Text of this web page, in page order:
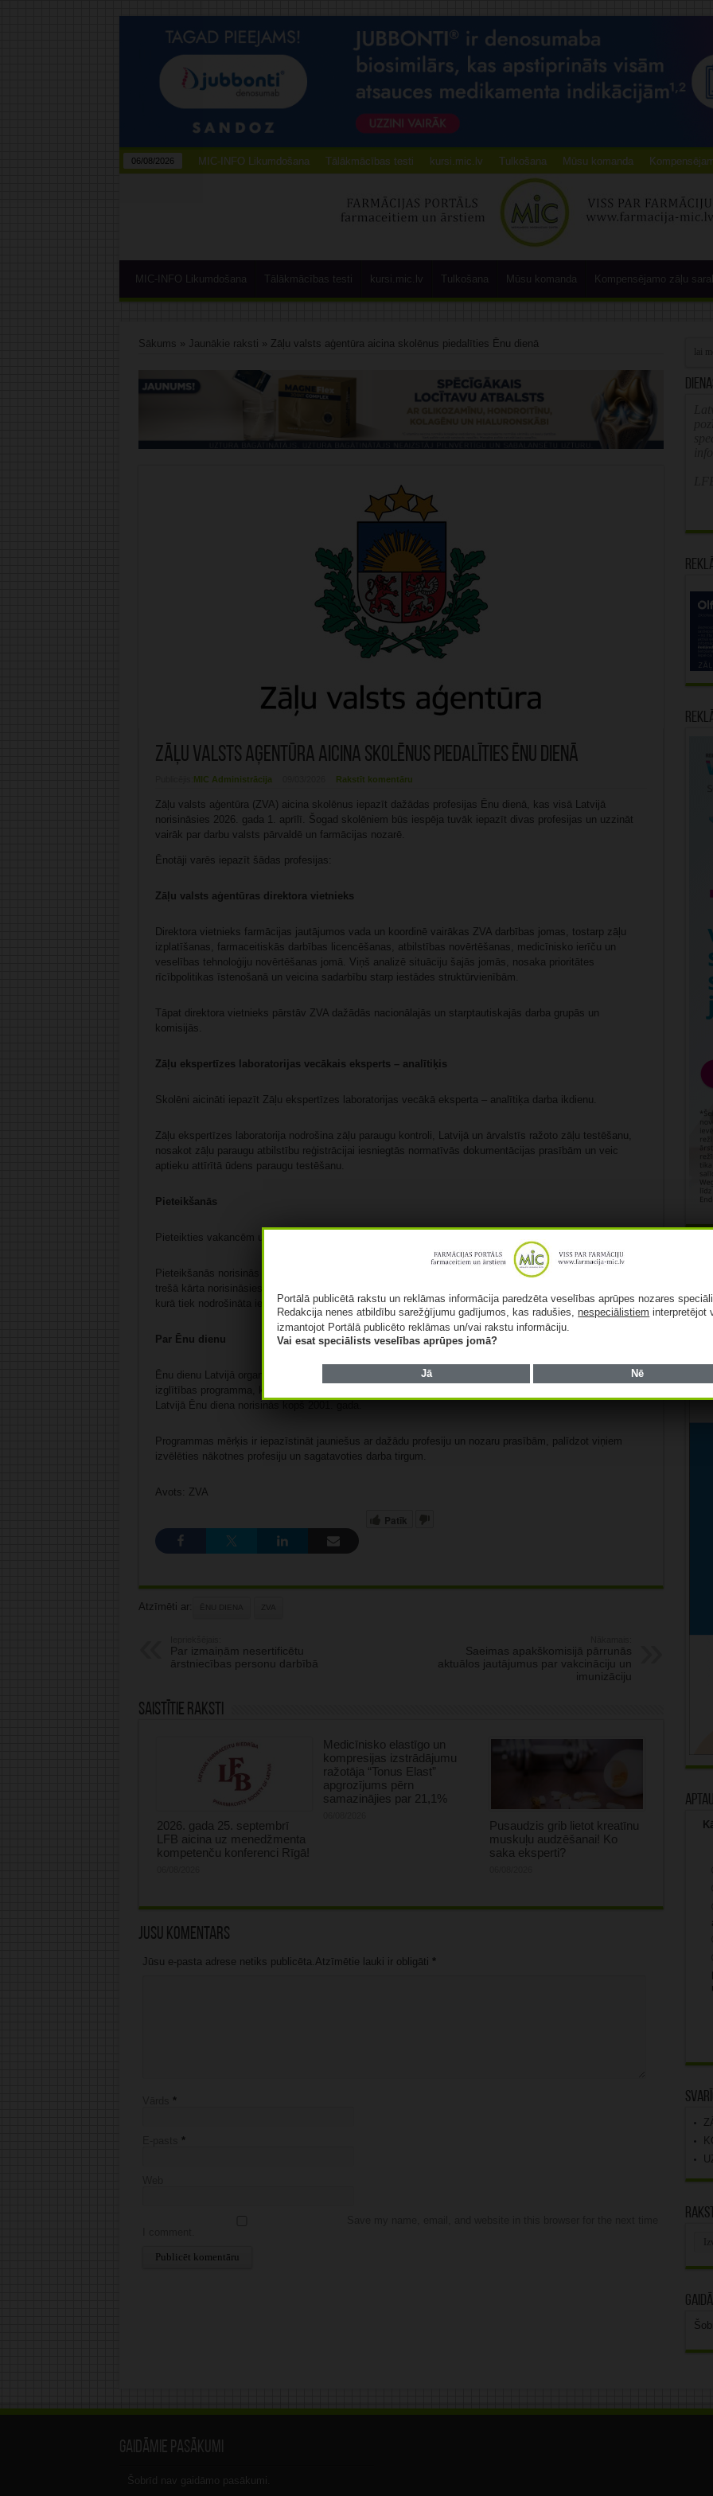
06/08/2026 MIC-INFO Likumdošana Tālākmācības testi kursi.mic.lv Tulkošana Mūsu komanda
MIC-INFO Likumdošana Tālākmācības testi kursi.mic.lv Tulkošana Mūsu komanda Kompensējamo zāļu
Sākums » Jaunākie raksti » Zāļu valsts aģentūra aicina skolēnus piedalīties Ēnu dienā
Zāļu valsts aģentūra aicina skolēnus piedalīties Ēnu dienā
MIC Administrācija Rakstīt komentāru
Zāļu valsts aģentūra (ZVA) aicina skolēnus iepazīt dažādas profesijas Ēnu dienā, kas visā Latvijā
norisināsies 2026. gada 1. aprīlī. Šogad skolēniem būs iespēja tuvāk iepazīt divas profesijas un uzzināt
vairāk par darbu valsts pārvaldē un farmācijas nozarē.
Ēnotāji varēs iepazīt šādas profesijas:
Zāļu valsts aģentūras direktora vietnieks
Direktora vietnieks farmācijas jautājumos vada un koordinē vairākas ZVA darbības jomas, tostarp zāļu
izplatīšanas, farmaceitiskās darbības licencēšanas, atbilstības novērtēšanas, medicīnisko ierīču un
veselības tehnoloģiju novērtēšanas jomā. Viņš analizē situāciju šajās jomās, nosaka prioritātes
rīcībpolitikas īstenošanā un veicina sadarbību starp iestādes struktūrvienībām.
Tāpat direktora vietnieks pārstāv ZVA dažādās nacionālajās un starptautiskajās darba grupās un
komisijās.
Zāļu ekspertīzes laboratorijas vecākais eksperts – analītiķis
Skolēni aicināti iepazīt Zāļu ekspertīzes laboratorijas vecākā eksperta – analītiķa darba ikdienu.
Zāļu ekspertīzes laboratorija nodrošina zāļu paraugu kontroli, Latvijā un ārvalstīs ražoto zāļu testēšanu,
nosakot zāļu paraugu atbilstību reģistrācijai iesniegtās normatīvās dokumentācijas prasībām un veic
aptieku attīrītā ūdens paraugu testēšanu.
Pieteikšanās
Pieteikties vakancēm un iegūt vairāk informācijas iespējams
Pieteikšanās norisinās vairākās kārtās līdz 25. martam. Otrā pieteikšanās kārta tiks atvērta 6.- 9. martā,
trešā kārta norisināsies 13. – 16. martā, bet noslēdzošā jeb garantētā iespēja norisināsies 20. – 25. martā,
kurā tiek nodrošināta iespēja pieteikties brīvajām vakancēm.
Par Ēnu dienu
Ēnu dienu Latvijā organizē Junior Achievement Latvia. Ēnu diena ir visā pasaulē populāra karjeras
izglītības programma, kas sniedz iespēju iegūt praktisku un visaptverošu ieskatu dažādās profesijās.
Latvijā Ēnu diena norisinās kopš 2001. gada.
Programmas mērķis ir iepazīstināt jauniešus ar dažādu profesiju un nozaru prasībām, palīdzot viņiem
izvēlēties nākotnes profesiju un sagatavoties darba tirgum.
Avots: ZVA
Patīk
Atzīmēti ar: ĒNU DIENA ZVA
Par izmaiņām nesertificētu
ārstniecības personu darbībā
Saeimas apakškomisijā pārrunās
aktuālos jautājumus par vakcināciju un
imunizāciju
Saistītie raksti
2026. gada 25. septembrī
LFB aicina uz menedžmenta
kompetenču konferenci Rīgā!
Medicīnisko elastīgo un
kompresijas izstrādājumu
ražotāja “Tonus Elast”
apgrozījums pērn
samazinājies par 21,1%
Pusaudzis grib lietot kreatīnu
muskuļu audzēšanai! Ko
saka eksperti?
Jūsu komentārs
Jūsu e-pasta adrese netiks publicēta.Atzīmētie lauki ir obligāti *
*
*
Gaidāmie pasākumi
Šobrīd nav gaidāmo pasākumi.
Portālā publicētā rakstu un reklāmas informācija paredzēta veselības aprūpes nozares
Redakcija nenes atbildību sarežģījumu gadījumos, kas radušies,nespeciālistiem interpretējot
izmantojot Portālā publicēto reklāmas un/vai rakstu informāciju.
Vai esat speciālists veselības aprūpes jomā?
Jā Nē